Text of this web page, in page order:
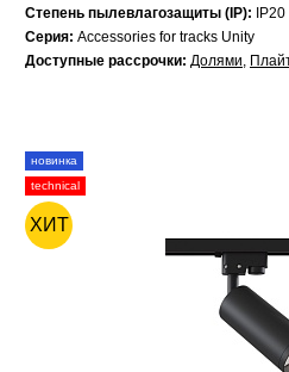
Степень пылевлагозащиты (IP):
IP20
Серия: Accessories for tracks Unity
Доступные рассрочки: Долями,
новинка
technical
ХИТ